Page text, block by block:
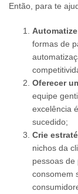
Então, para te
formas de
Oferecer
equipe
excelência
sucedido;
Crie
nichos da
pessoas de
consomem